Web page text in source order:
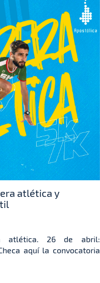
atlética y
atlética. 26 de abril:
aquí la convocatoria